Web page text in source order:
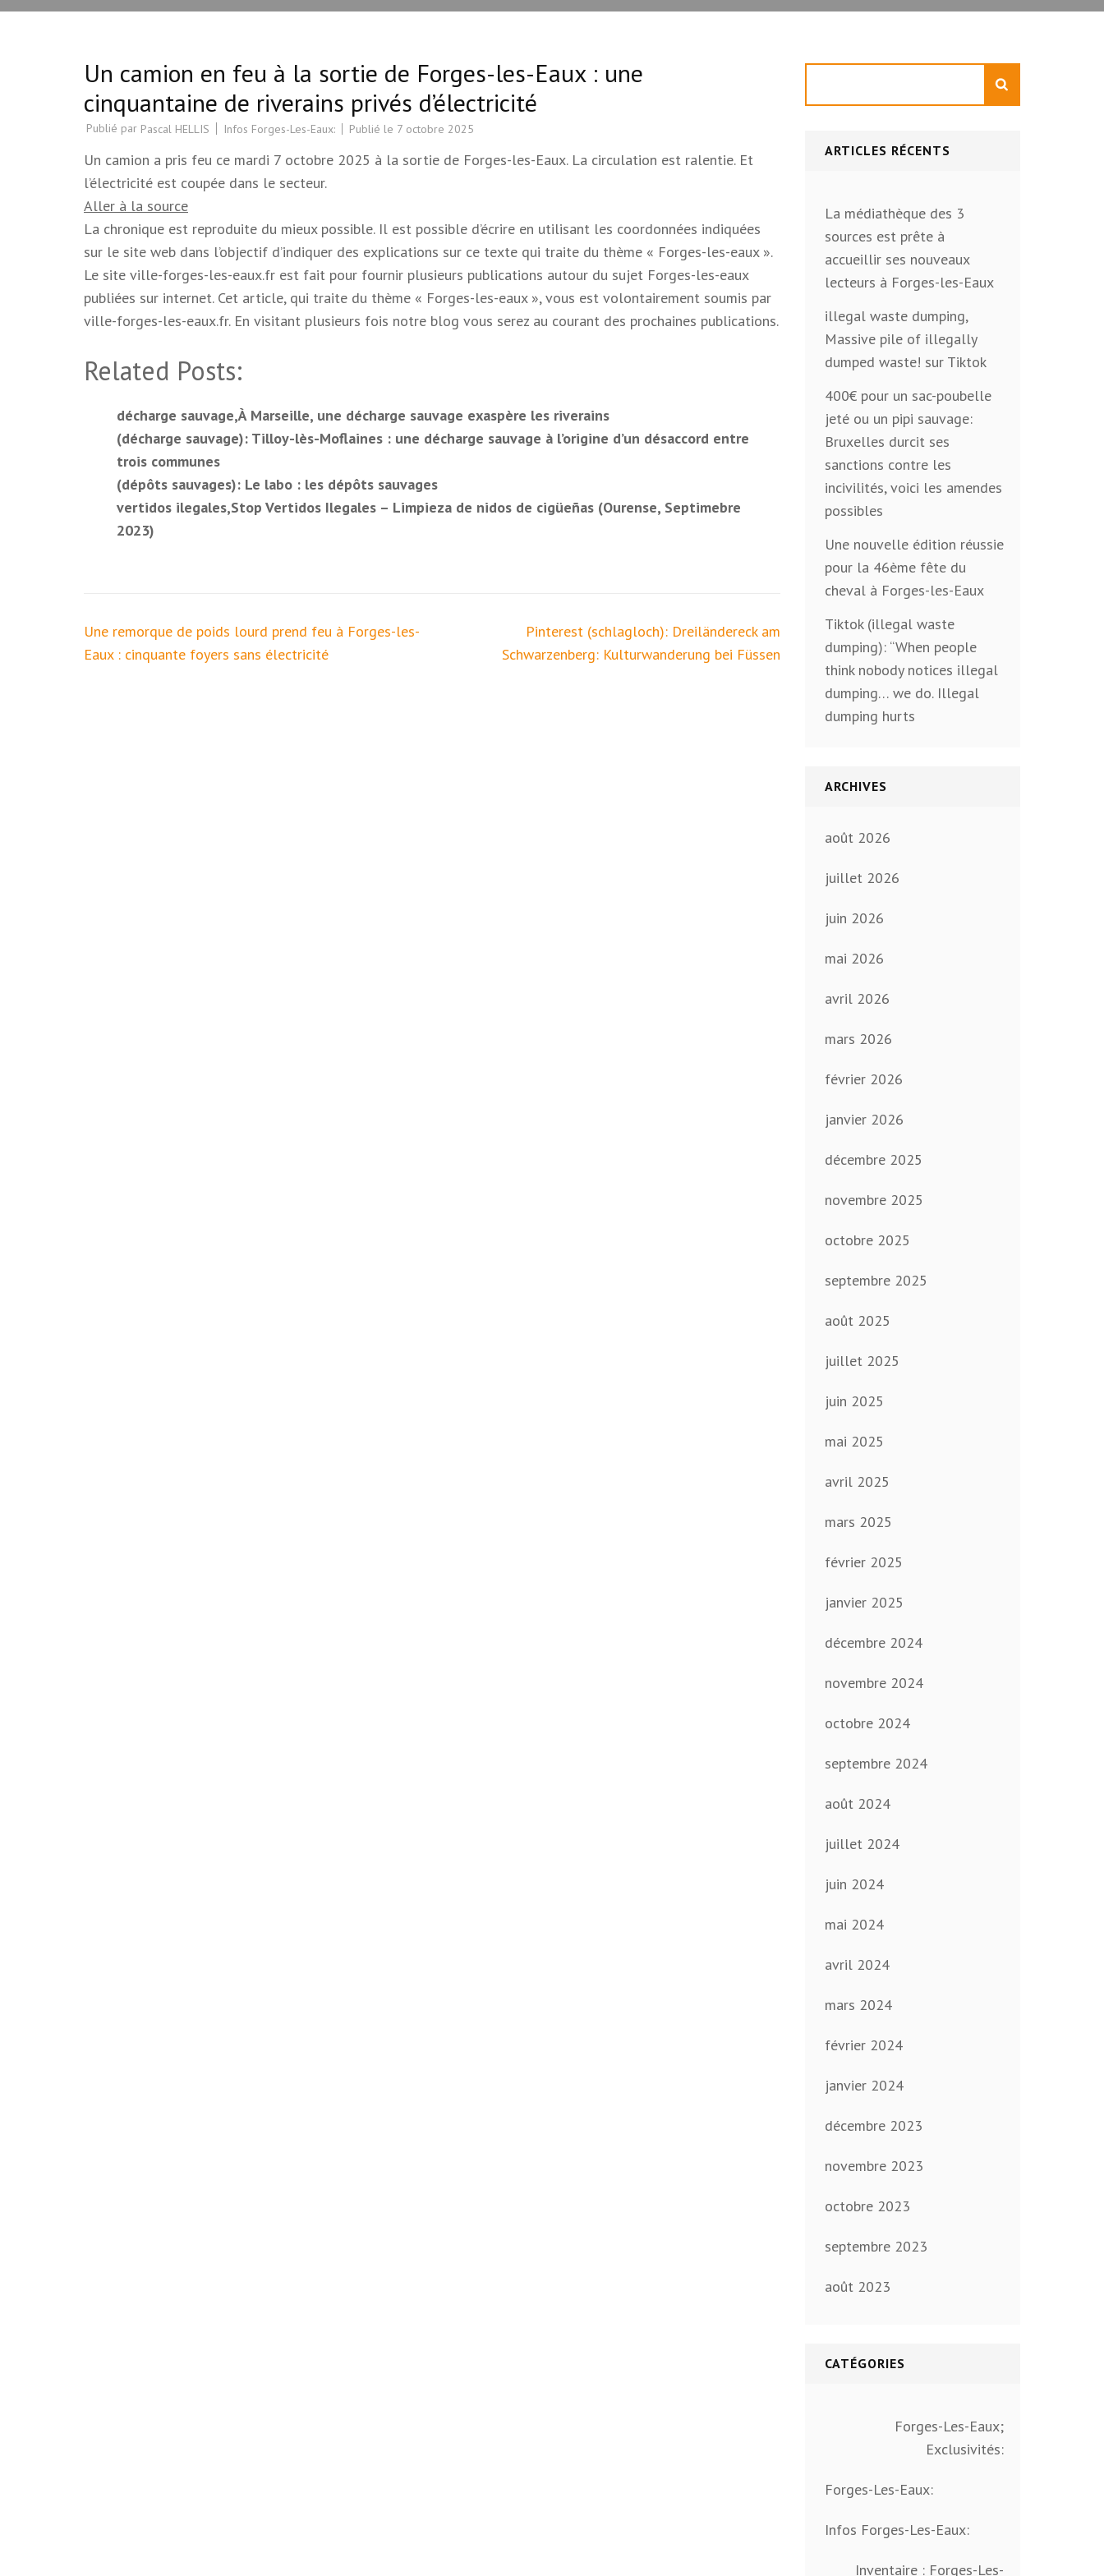
Un camion en feu à la sortie de Forges-les-Eaux : une
cinquantaine de riverains privés d’électricité
Publié par Pascal HELLIS Infos Forges-Les-Eaux: Publié le 7 octobre 2025
Un camion a pris feu ce mardi 7 octobre 2025 à la sortie de Forges-les-Eaux. La circulation est ralentie. Et
l’électricité est coupée dans le secteur.
Aller à la source
La chronique est reproduite du mieux possible. Il est possible d’écrire en utilisant les coordonnées indiquées
sur le site web dans l’objectif d’indiquer des explications sur ce texte qui traite du thème « Forges-les-eaux ».
Le site ville-forges-les-eaux.fr est fait pour fournir plusieurs publications autour du sujet Forges-les-eaux
publiées sur internet. Cet article, qui traite du thème « Forges-les-eaux », vous est volontairement soumis par
ville-forges-les-eaux.fr. En visitant plusieurs fois notre blog vous serez au courant des prochaines publications.
Related Posts:
décharge sauvage,À Marseille, une décharge sauvage exaspère les riverains
(décharge sauvage): Tilloy-lès-Moflaines : une décharge sauvage à l’origine d’un désaccord entre
trois communes
(dépôts sauvages): Le labo : les dépôts sauvages
vertidos ilegales,Stop Vertidos Ilegales – Limpieza de nidos de cigüeñas (Ourense, Septimebre
2023)
Navigation
de
Une remorque de poids lourd prend feu à Forges-les-
Eaux : cinquante foyers sans électricité
Pinterest (schlagloch): Dreiländereck am
Schwarzenberg: Kulturwanderung bei Füssen
ARTICLES RÉCENTS
La médiathèque des 3
sources est prête à
accueillir ses nouveaux
lecteurs à Forges-les-Eaux
illegal waste dumping,
Massive pile of illegally
dumped waste! sur Tiktok
400€ pour un sac-poubelle
jeté ou un pipi sauvage:
Bruxelles durcit ses
sanctions contre les
incivilités, voici les amendes
possibles
Une nouvelle édition réussie
pour la 46ème fête du
cheval à Forges-les-Eaux
Tiktok (illegal waste
dumping): “When people
think nobody notices illegal
dumping… we do. Illegal
dumping hurts
ARCHIVES
août 2026
juillet 2026
juin 2026
mai 2026
avril 2026
mars 2026
février 2026
janvier 2026
décembre 2025
novembre 2025
octobre 2025
septembre 2025
août 2025
juillet 2025
juin 2025
mai 2025
avril 2025
mars 2025
février 2025
janvier 2025
décembre 2024
novembre 2024
octobre 2024
septembre 2024
août 2024
juillet 2024
juin 2024
mai 2024
avril 2024
mars 2024
février 2024
janvier 2024
décembre 2023
novembre 2023
octobre 2023
septembre 2023
août 2023
CATÉGORIES
Forges-Les-Eaux;
Exclusivités:
Forges-Les-Eaux:
Infos Forges-Les-Eaux:
Inventaire : Forges-Les-